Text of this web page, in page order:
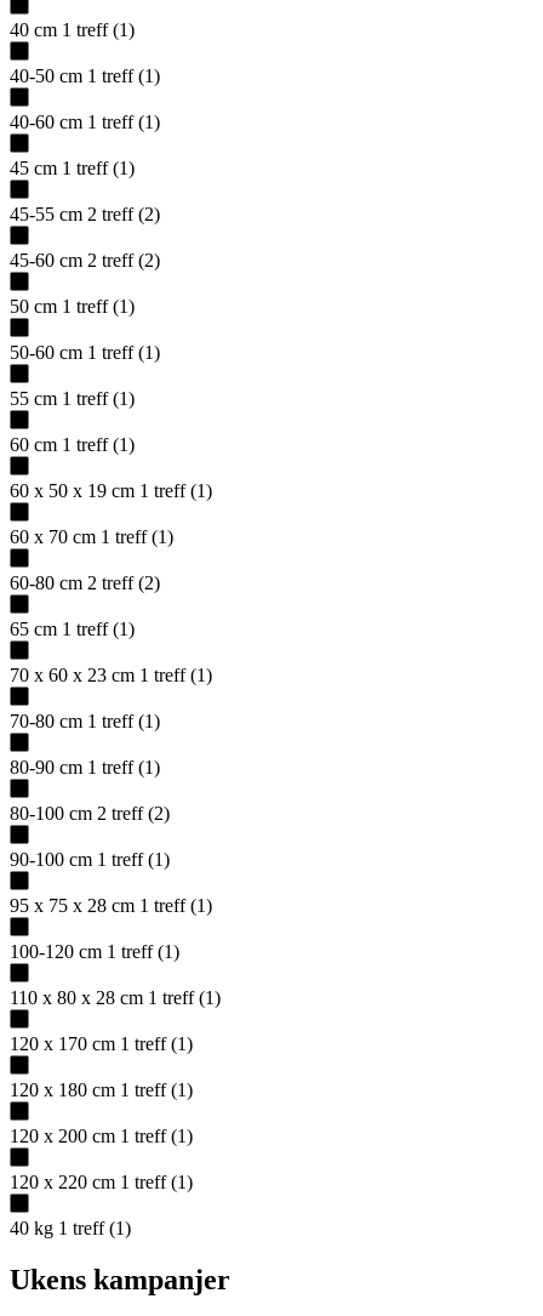
40 cm 1 treff (1)
40-50 cm 1 treff (1)
40-60 cm 1 treff (1)
45 cm 1 treff (1)
45-55 cm 2 treff (2)
45-60 cm 2 treff (2)
50 cm 1 treff (1)
50-60 cm 1 treff (1)
55 cm 1 treff (1)
60 cm 1 treff (1)
60 x 50 x 19 cm 1 treff (1)
60 x 70 cm 1 treff (1)
60-80 cm 2 treff (2)
65 cm 1 treff (1)
70 x 60 x 23 cm 1 treff (1)
70-80 cm 1 treff (1)
80-90 cm 1 treff (1)
80-100 cm 2 treff (2)
90-100 cm 1 treff (1)
95 x 75 x 28 cm 1 treff (1)
100-120 cm 1 treff (1)
110 x 80 x 28 cm 1 treff (1)
120 x 170 cm 1 treff (1)
120 x 180 cm 1 treff (1)
120 x 200 cm 1 treff (1)
120 x 220 cm 1 treff (1)
40 kg 1 treff (1)
Ukens kampanjer